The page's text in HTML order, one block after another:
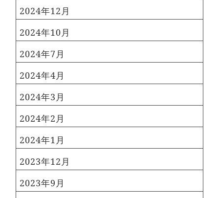
2024年12月
2024年10月
2024年7月
2024年4月
2024年3月
2024年2月
2024年1月
2023年12月
2023年9月